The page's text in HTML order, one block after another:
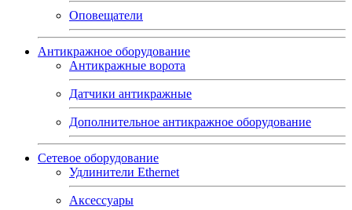
Оповещатели
Антикражное оборудование
Антикражные ворота
Датчики антикражные
Дополнительное антикражное оборудование
Сетевое оборудование
Удлинители Ethernet
Аксессуары